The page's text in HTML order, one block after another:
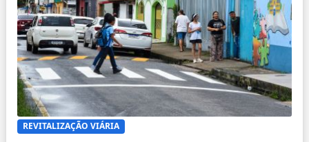
REVITALIZAÇÃO VIÁRIA